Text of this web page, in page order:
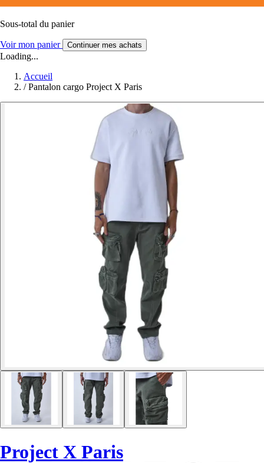
Sous-total du panier
Voir mon panier Continuer mes achats
Loading...
Accueil
/ Pantalon cargo Project X Paris
Project X Paris